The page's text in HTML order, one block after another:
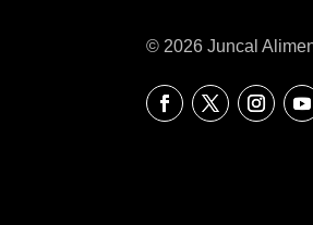
© 2026 Juncal